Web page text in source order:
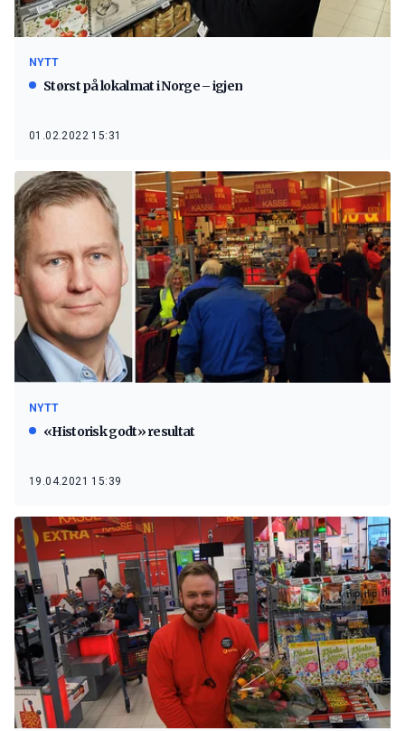
NYTT
Størst på lokalmat i Norge – igjen
01.02.2022 15:31
NYTT
«Historisk godt» resultat
19.04.2021 15:39